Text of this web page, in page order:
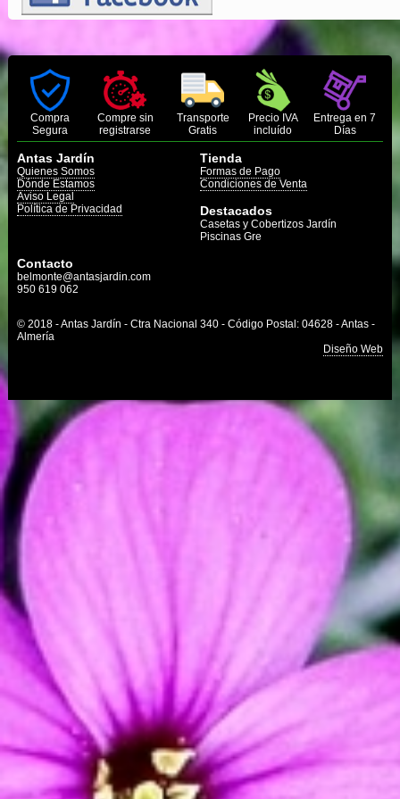
Compra
Segura
Compre sin
registrarse
Transporte
Gratis
Precio IVA
incluído
Entrega en 7
Días
Antas Jardín
Quienes Somos
Dónde Estamos
Aviso Legal
Política de Privacidad
Tienda
Formas de Pago
Condiciones de Venta
Destacados
Casetas y Cobertizos Jardín
Piscinas Gre
Contacto
belmonte@antasjardin.com
950 619 062
© 2018 - Antas Jardín - Ctra Nacional 340 - Código Postal: 04628 - Antas -
Almería
Diseño Web